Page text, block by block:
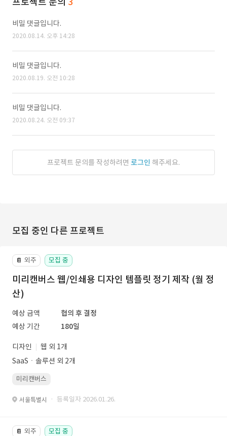
비밀 댓글입니다.
2020.08.14. 오후 14:28
비밀 댓글입니다.
2020.08.19. 오전 10:28
비밀 댓글입니다.
2020.08.24. 오전 09:37
프로젝트 문의를 작성하려면 로그인 해주세요.
모집 중인 다른 프로젝트
📔 외주 모집 중
미리캔버스 웹/인쇄용 디자인 템플릿 정기 제작 (월 정
산)
예상 금액
협의 후 결정
예상 기간
180일
디자인
웹 외 1개
SaaSㆍ솔루션 외 2개
미리캔버스
서울특별시 · 등록일자 2026.01.26.
📔 외주 모집 중